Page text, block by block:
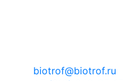
biotrof@biotrof.ru